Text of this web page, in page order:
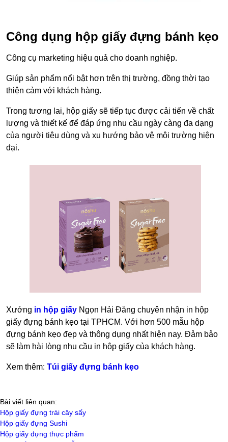
Công dụng hộp giấy đựng bánh kẹo
Công cụ marketing hiệu quả cho doanh nghiệp.
Giúp sản phẩm nổi bật hơn trên thị trường, đồng thời tạo
thiện cảm với khách hàng.
Trong tương lai, hộp giấy sẽ tiếp tục được cải tiến về chất
lượng và thiết kế để đáp ứng nhu cầu ngày càng đa dạng
của người tiêu dùng và xu hướng bảo vệ môi trường hiện
đại.
Xưởng in hộp giấy Ngọn Hải Đăng chuyên nhận in hộp
giấy đựng bánh kẹo tại TPHCM. Với hơn 500 mẫu hộp
đựng bánh kẹo đẹp và thông dụng nhất hiện nay. Đảm bảo
sẽ làm hài lòng nhu cầu in hộp giấy của khách hàng.
Xem thêm: Túi giấy đựng bánh kẹo
Bài viết liên quan:
Hộp giấy đựng trái cây sấy
Hộp giấy đựng Sushi
Hộp giấy đựng thực phẩm